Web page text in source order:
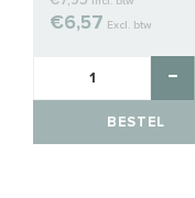
€6,57 Excl. btw
BESTEL